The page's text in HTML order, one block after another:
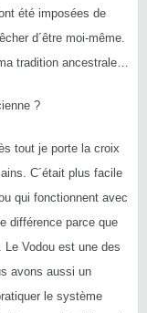
été imposées de
d´être moi-même.
tradition ancestrale…
?
tout je porte la croix
C´était plus facile
qui fonctionnent avec
différence parce que
Le Vodou est une des
avons aussi un
le système